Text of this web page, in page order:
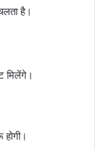
है।
मिलेंगे।